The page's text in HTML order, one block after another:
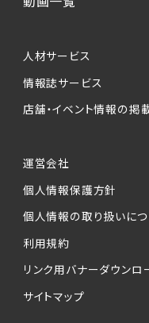
人材サービス
情報誌サービス
店舗・イベント情報の掲
運営会社
個人情報保護方針
個人情報の取り扱いにつ
利用規約
リンク用バナーダウンロ
サイトマップ